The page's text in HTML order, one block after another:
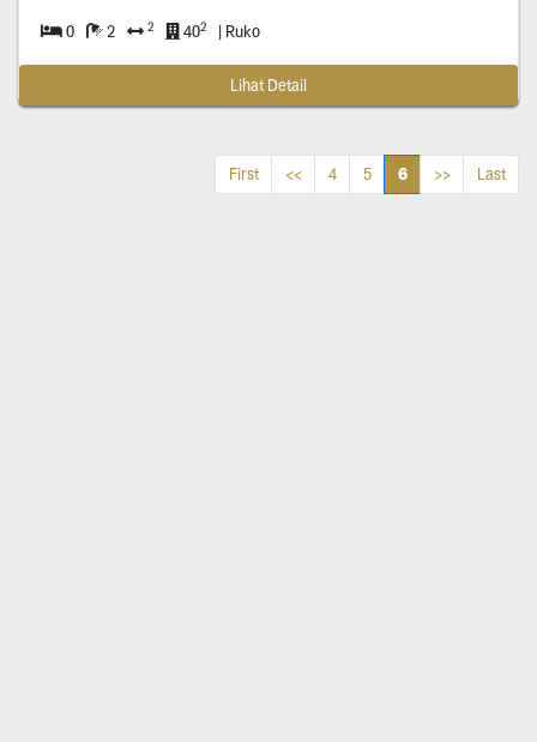
0 2 2 402 | Ruko
Lihat Detail
First << 4 5 6 >> Last